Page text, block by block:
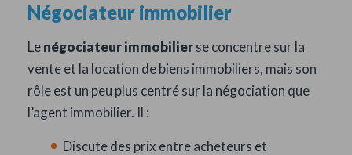
Négociateur immobilier
Lenégociateur immobilierse concentre sur la
vente et la location de biens immobiliers, mais son
rôle est un peu plus centré sur la négociation que
l’agent immobilier. Il :
Discute des prix entre acheteurs et